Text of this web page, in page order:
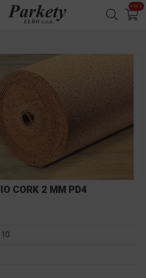
Jump to navigation 0.00 €
✕
CORK 2 MM PD4
10